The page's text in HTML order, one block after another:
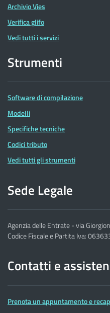
Archivio Vies
Verifica glifo
Vedi tutti i servizi
Strumenti
Software di compilazione
Modelli
Specifiche tecniche
Codici tributo
Vedi tutti gli strumenti
Sede Legale
Agenzia delle Entrate - via
Codice Fiscale e Partita Iva:
Contatti e
Prenota un appuntamento e